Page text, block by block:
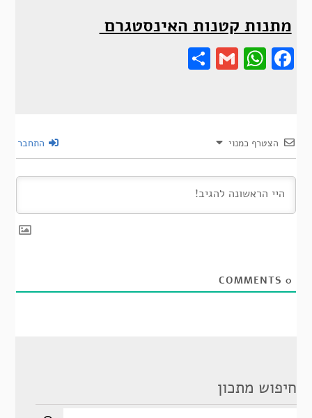
מתנות קטנות האינסטגרם
Gmail
Share
הצטרף כמנוי התחבר
0
חיפוש מתכון